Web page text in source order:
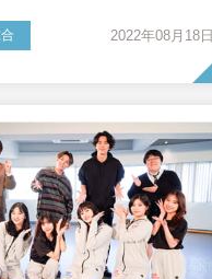
2022年08月18日